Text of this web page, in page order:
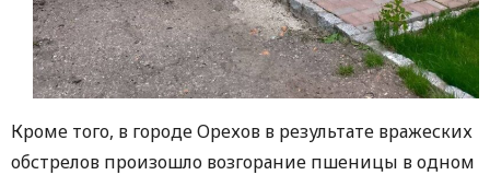
Кроме того, в городе Орехов в результате вражеских
обстрелов произошло возгорание пшеницы в одном